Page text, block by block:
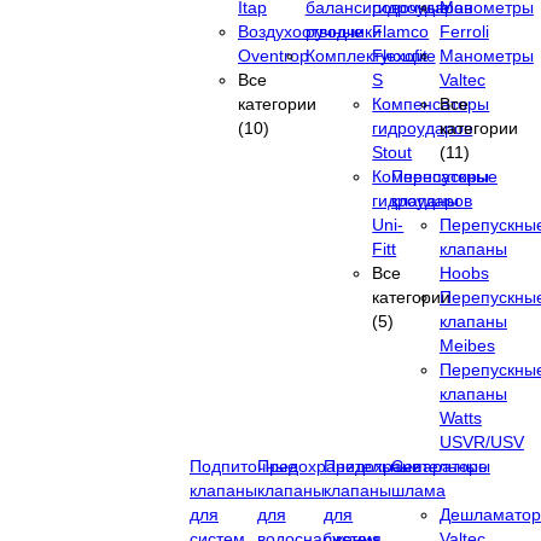
Itap
Воздухоотводчики
Oventrop
Все
категории
(10)
балансировочные
ручные
Комплектующие
гидроударов
Flamco
Flexofit
S
Компенсаторы
гидроударов
Stout
Компенсаторы
гидроударов
Uni-
Fitt
Все
категории
(5)
Манометры
Ferroli
Манометры
Valtec
Все
категории
(11)
Перепускные
клапаны
клапаны
Hoobs
клапаны
Meibes
клапаны
Watts
USVR/USV
Подпиточные
клапаны
для
Предохранительные
клапаны
для
Предохранительные
клапаны
для
Сепараторы
шлама